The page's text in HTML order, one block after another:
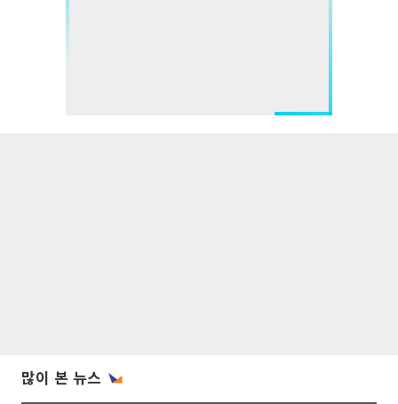
많이 본 뉴스